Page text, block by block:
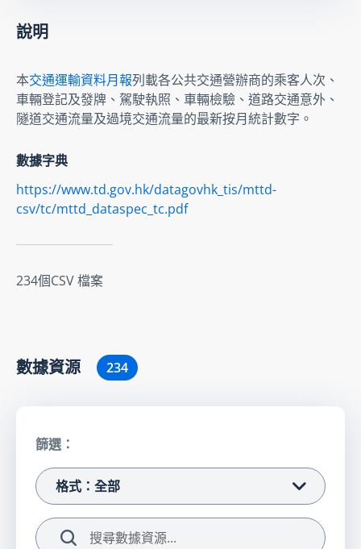
說明
本交通運輸資料月報列載各公共交通營辦商的乘客人次、
車輛登記及發牌、駕駛執照、車輛檢驗、道路交通意外、
隧道交通流量及過境交通流量的最新按月統計數字。
數據字典
https://www.td.gov.hk/datagovhk_tis/mttd-
csv/tc/mttd_dataspec_tc.pdf
234個CSV 檔案
數據資源 234
篩選：
格式：全部